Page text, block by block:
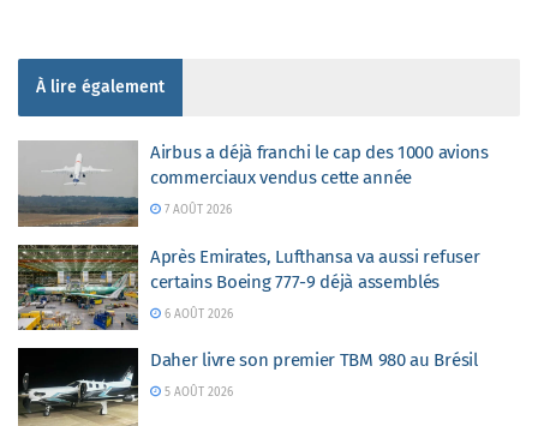
À lire également
Airbus a déjà franchi le cap des 1000 avions
commerciaux vendus cette année
7 AOÛT 2026
Après Emirates, Lufthansa va aussi refuser
certains Boeing 777-9 déjà assemblés
6 AOÛT 2026
Daher livre son premier TBM 980 au Brésil
5 AOÛT 2026